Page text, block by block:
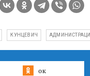
КУНЦЕВИЧ
ок